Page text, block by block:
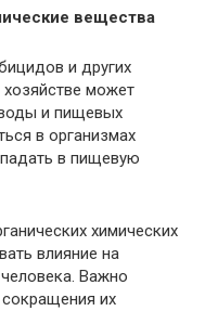
вещества
и других
может
и пищевых
в организмах
в пищевую
химических
влияние на
Важно
их